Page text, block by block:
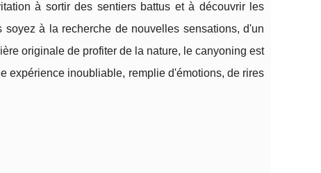
à sortir des sentiers battus et à découvrir les
à la recherche de nouvelles sensations, d'un
originale de profiter de la nature, le canyoning est
expérience inoubliable, remplie d'émotions, de rires